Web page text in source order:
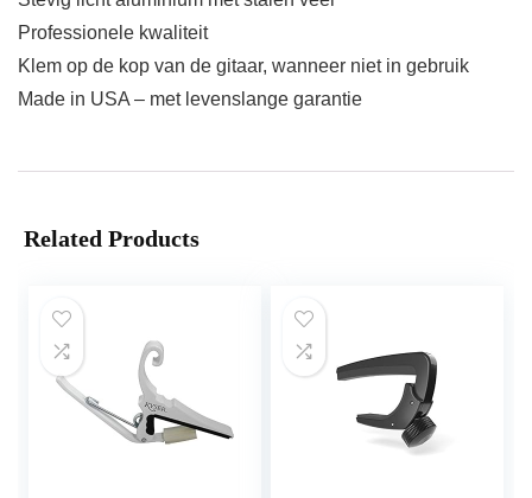
Professionele kwaliteit
Klem op de kop van de gitaar, wanneer niet in gebruik
Made in USA – met levenslange garantie
Related Products